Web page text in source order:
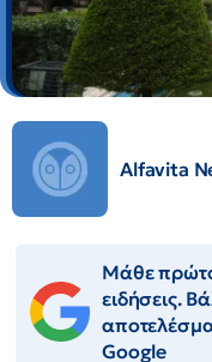
Alfavita
Μάθε
ειδήσεις.
Google